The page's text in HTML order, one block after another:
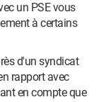
un PSE vous
à certains
d'un syndicat
rapport avec
en compte que